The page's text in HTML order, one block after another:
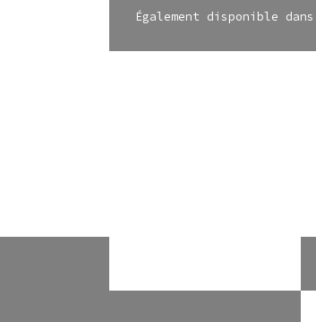
Également disponible